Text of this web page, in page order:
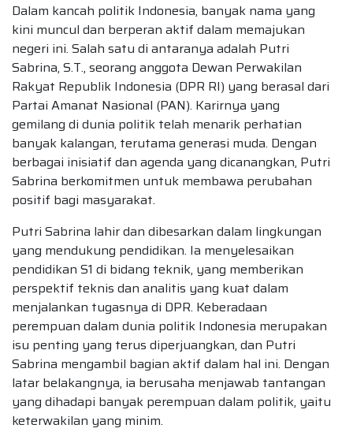
Dalam kancah politik Indonesia, banyak nama yang
kini muncul dan berperan aktif dalam memajukan
negeri ini. Salah satu di antaranya adalah Putri
Sabrina, S.T., seorang anggota Dewan Perwakilan
Rakyat Republik Indonesia (DPR RI) yang berasal dari
Partai Amanat Nasional (PAN). Karirnya yang
gemilang di dunia politik telah menarik perhatian
banyak kalangan, terutama generasi muda. Dengan
berbagai inisiatif dan agenda yang dicanangkan, Putri
Sabrina berkomitmen untuk membawa perubahan
positif bagi masyarakat.
Putri Sabrina lahir dan dibesarkan dalam lingkungan
yang mendukung pendidikan. Ia menyelesaikan
pendidikan S1 di bidang teknik, yang memberikan
perspektif teknis dan analitis yang kuat dalam
menjalankan tugasnya di DPR. Keberadaan
perempuan dalam dunia politik Indonesia merupakan
isu penting yang terus diperjuangkan, dan Putri
Sabrina mengambil bagian aktif dalam hal ini. Dengan
latar belakangnya, ia berusaha menjawab tantangan
yang dihadapi banyak perempuan dalam politik, yaitu
keterwakilan yang minim.